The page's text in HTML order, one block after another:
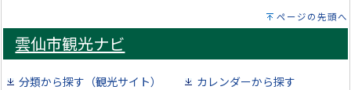
ページの先頭へ
雲仙市観光ナビ
分類から探す（観光サイト）
カレンダーから探す